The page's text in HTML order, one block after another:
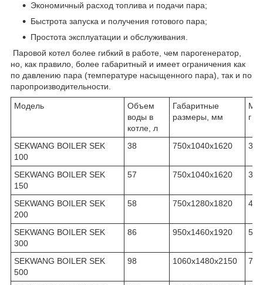
Экономичный расход топлива и подачи пара;
Быстрота запуска и получения готового пара;
Простота эксплуатации и обслуживания.
Паровой котел более гибкий в работе, чем парогенератор,
но, как правило, более габаритный и имеет ограничения как
по давлению пара (температуре насыщенного пара), так и по
паропроизводительности.
Модель
Объем
воды в
котле, л
Габаритные
размеры, мм
г
SEKWANG BOILER SEK
100
38 750х1040х1620 305
SEKWANG BOILER SEK
150
57 750х1040х1620 305
SEKWANG BOILER SEK
200
58 750х1280х1820 480
SEKWANG BOILER SEK
300
86 950х1460х1920 590
SEKWANG BOILER SEK
500
98 1060х1480х2150 780